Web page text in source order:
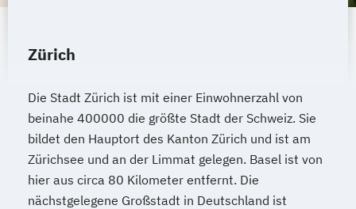
Zürich
Die Stadt Zürich ist mit einer Einwohnerzahl von
beinahe 400000 die größte Stadt der Schweiz. Sie
bildet den Hauptort des Kanton Zürich und ist am
Zürichsee und an der Limmat gelegen. Basel ist von
hier aus circa 80 Kilometer entfernt. Die
nächstgelegene Großstadt in Deutschland ist